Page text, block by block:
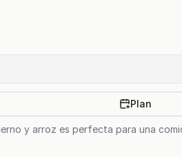
Plan
y arroz es perfecta para una